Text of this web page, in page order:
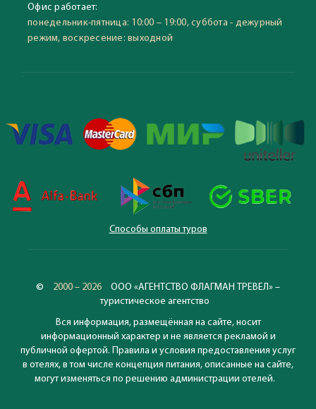
Офис работает:
понедельник-пятница: 10:00 – 19:00, суббота - дежурный
режим, воскресение: выходной
Способы оплаты туров
© 2000 – 2026
ООО «АГЕНТСТВО ФЛАГМАН ТРЕВЕЛ» –
туристическое агентство
Вся информация, размещённая на сайте, носит
информационный характер и не является рекламой и
публичной офертой. Правила и условия предоставления услуг
в отелях, в том числе концепция питания, описанные на сайте,
могут изменяться по решению администрации отелей.